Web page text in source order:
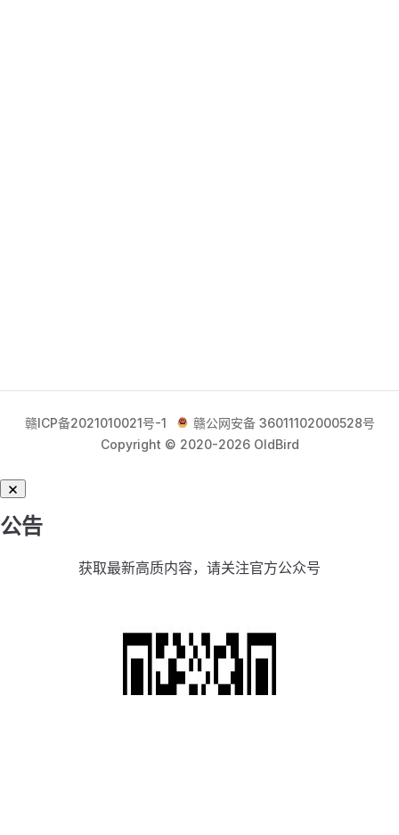
赣ICP备2021010021号-1
赣公网安备 36011102000528号
Copyright © 2020-2026 OldBird
公告
获取最新高质内容，请关注官方公众号